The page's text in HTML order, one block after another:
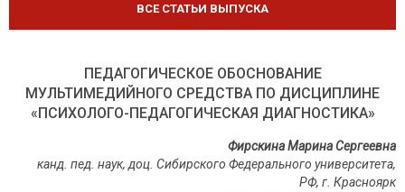
ВСЕ СТАТЬИ ВЫПУСКА
ПЕДАГОГИЧЕСКОЕ ОБОСНОВАНИЕ
МУЛЬТИМЕДИЙНОГО СРЕДСТВА ПО ДИСЦИПЛИНЕ
«ПСИХОЛОГО-ПЕДАГОГИЧЕСКАЯ ДИАГНОСТИКА»
Фирскина Марина Сергеевна
канд. пед. наук, доц. Сибирского Федерального университета,
РФ, г. Красноярк